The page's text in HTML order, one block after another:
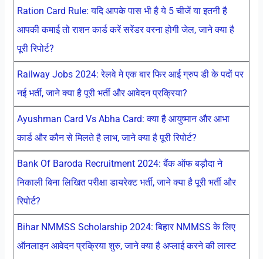
Ration Card Rule: यदि आपके पास भी है ये 5 चीजें या इतनी है
आपकी कमाई तो राशन कार्ड करें सरेंडर वरना होगी जेल, जाने क्या है
पूरी रिपोर्ट?
Railway Jobs 2024: रेलवे मे एक बार फिर आई ग्रुप डी के पदों पर
नई भर्ती, जाने क्या है पूरी भर्ती और आवेदन प्रक्रिया?
Ayushman Card Vs Abha Card: क्या है आयुष्मान और आभा
कार्ड और कौन से मिलते है लाभ, जाने क्या है पूरी रिपोर्ट?
Bank Of Baroda Recruitment 2024: बैंक ऑफ बड़ौदा ने
निकाली बिना लिखित परीक्षा डायरेक्ट भर्ती, जाने क्या है पूरी भर्ती और
रिपोर्ट?
Bihar NMMSS Scholarship 2024: बिहार NMMSS के लिए
ऑनलाइन आवेदन प्रक्रिया शुरु, जाने क्या है अप्लाई करने की लास्ट